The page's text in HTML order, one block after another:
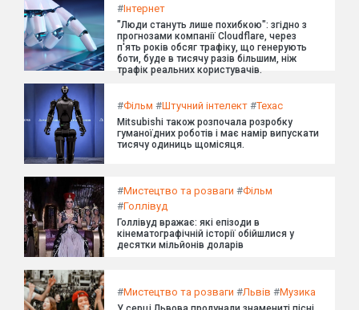
#Інтернет
"Люди стануть лише похибкою": згідно з
прогнозами компанії Cloudflare, через
п'ять років обсяг трафіку, що генерують
боти, буде в тисячу разів більшим, ніж
трафік реальних користувачів.
#Фільм #Штучний інтелект #Техас
Mitsubishi також розпочала розробку
гуманоїдних роботів і має намір випускати
тисячу одиниць щомісяця.
#Мистецтво та розваги #Фільм
#Голлівуд
Голлівуд вражає: які епізоди в
кінематографічній історії обійшлися у
десятки мільйонів доларів
#Мистецтво та розваги #Львів #Музика